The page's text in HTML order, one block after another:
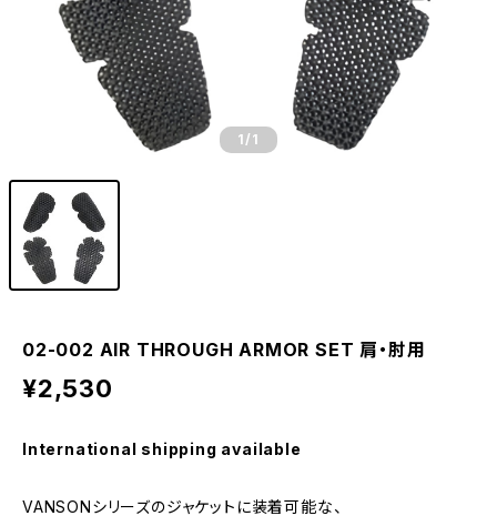
1 /1
02-002 AIR THROUGH ARMOR SET 肩・肘用
¥2,530
International shipping available
VANSONシリーズのジャケットに装着可能な、